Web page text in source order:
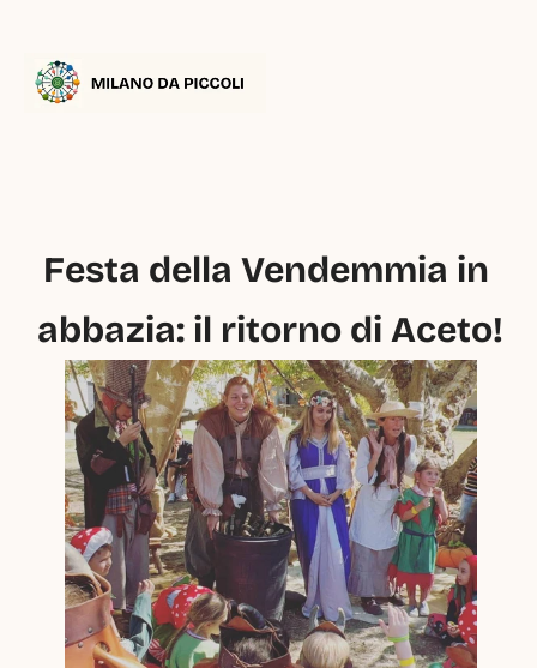
Festa della Vendemmia in
abbazia: il ritorno di Aceto!